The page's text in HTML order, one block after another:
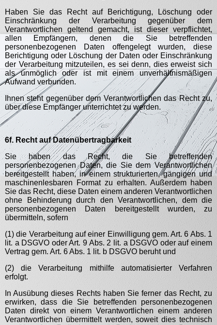
Haben Sie das Recht auf Berichtigung, Löschung oder
Einschränkung der Verarbeitung gegenüber dem
Verantwortlichen geltend gemacht, ist dieser verpflichtet,
allen Empfängern, denen die Sie betreffenden
personenbezogenen Daten offengelegt wurden, diese
Berichtigung oder Löschung der Daten oder Einschränkung
der Verarbeitung mitzuteilen, es sei denn, dies erweist sich
als unmöglich oder ist mit einem unverhältnismäßigen
Aufwand verbunden.
Ihnen steht gegenüber dem Verantwortlichen das Recht zu,
über diese Empfänger unterrichtet zu werden.
6f. Recht auf Datenübertragbarkeit
Sie haben das Recht, die Sie betreffenden
personenbezogenen Daten, die Sie dem Verantwortlichen
bereitgestellt haben, in einem strukturierten, gängigen und
maschinenlesbaren Format zu erhalten. Außerdem haben
Sie das Recht, diese Daten einem anderen Verantwortlichen
ohne Behinderung durch den Verantwortlichen, dem die
personenbezogenen Daten bereitgestellt wurden, zu
übermitteln, sofern
(1) die Verarbeitung auf einer Einwilligung gem. Art. 6 Abs. 1
lit. a DSGVO oder Art. 9 Abs. 2 lit. a DSGVO oder auf einem
Vertrag gem. Art. 6 Abs. 1 lit. b DSGVO beruht und
(2) die Verarbeitung mithilfe automatisierter Verfahren
erfolgt.
In Ausübung dieses Rechts haben Sie ferner das Recht, zu
erwirken, dass die Sie betreffenden personenbezogenen
Daten direkt von einem Verantwortlichen einem anderen
Verantwortlichen übermittelt werden, soweit dies technisch